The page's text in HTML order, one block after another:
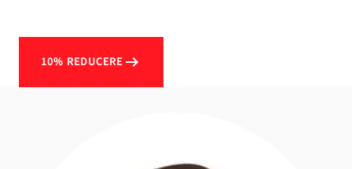
10% REDUCERE